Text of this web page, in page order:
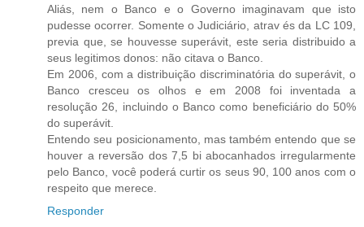
Aliás, nem o Banco e o Governo imaginavam que isto
pudesse ocorrer. Somente o Judiciário, atrav és da LC 109,
previa que, se houvesse superávit, este seria distribuido a
seus legitimos donos: não citava o Banco.
Em 2006, com a distribuição discriminatória do superávit, o
Banco cresceu os olhos e em 2008 foi inventada a
resolução 26, incluindo o Banco como beneficiário do 50%
do superávit.
Entendo seu posicionamento, mas também entendo que se
houver a reversão dos 7,5 bi abocanhados irregularmente
pelo Banco, você poderá curtir os seus 90, 100 anos com o
respeito que merece.
Responder